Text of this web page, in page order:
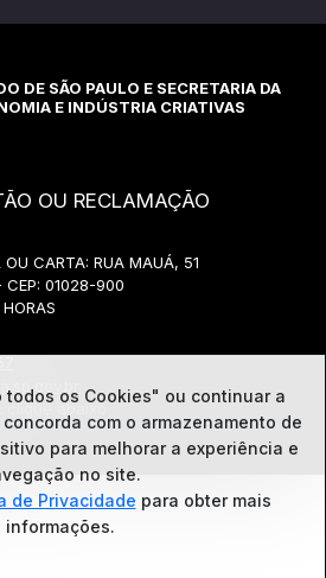
DE SÃO PAULO E SECRETARIA DA
E INDÚSTRIA CRIATIVAS
OU RECLAMAÇÃO
OU CARTA: RUA MAUÁ, 51
CEP: 01028-900
clique abaixo
todos os Cookies" ou continuar a
com o armazenamento de
para melhorar a experiência e
no site.
de Privacidade para obter mais
informações.